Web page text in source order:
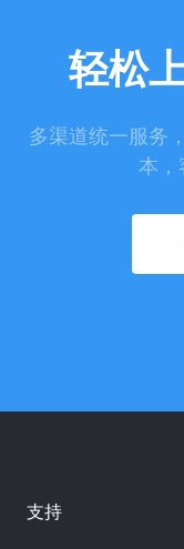
轻松
多渠道统一服务
本，
支持